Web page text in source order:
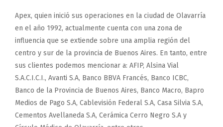
Apex, quien inició sus operaciones en la ciudad de Olavarría
en el año 1992, actualmente cuenta con una zona de
influencia que se extiende sobre una amplia región del
centro y sur de la provincia de Buenos Aires. En tanto, entre
sus clientes podemos mencionar a: AFIP, Alsina Vial
S.A.C.I.C.I., Avanti S.A, Banco BBVA Francés, Banco ICBC,
Banco de la Provincia de Buenos Aires, Banco Macro, Bapro
Medios de Pago S.A, Cablevisión Federal S.A, Casa Silvia S.A,
Cementos Avellaneda S.A, Cerámica Cerro Negro S.A y